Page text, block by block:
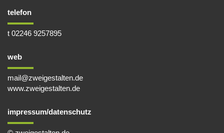
telefon
t 02246 9257895
web
mail@zweigestalten.de
www.zweigestalten.de
impressum/datenschutz